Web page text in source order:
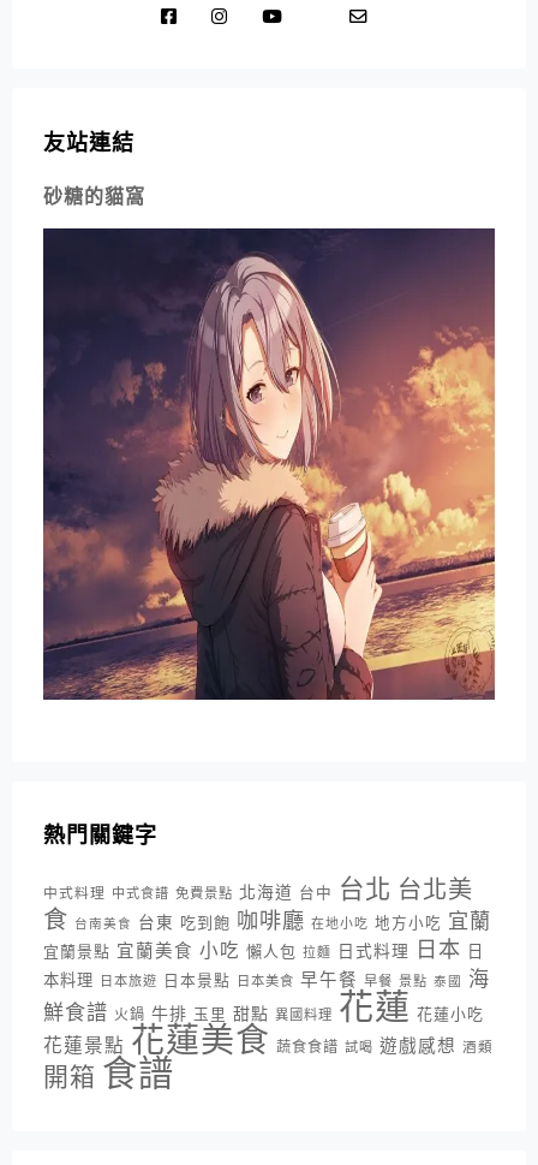
友站連結
砂糖的貓窩
熱門關鍵字
中式料理 中式食譜 免費景點 北海道 台中 台北 台北美
食 台南美食 台東 吃到飽 咖啡廳 在地小吃 地方小吃 宜蘭
宜蘭景點 宜蘭美食 小吃 懶人包 拉麵 日式料理 日本 日
本料理
日本旅遊 日本景點 日本美食 早午餐 早餐 景點 泰國
海
鮮食譜 火鍋 牛排 玉里 甜點 異國料理 花蓮 花蓮小吃
花蓮景點 花蓮美食 蔬食食譜 試喝 遊戲感想 酒類
開箱 食譜